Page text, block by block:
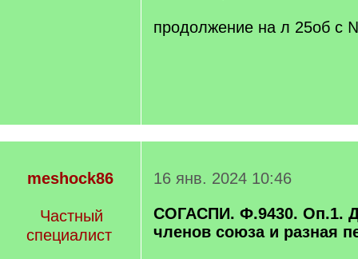
продолжение на л 25об с
meshock86
Частный
специалист
16 янв. 2024 10:46
СОГАСПИ. Ф.9430. Оп.1.
членов союза и разная